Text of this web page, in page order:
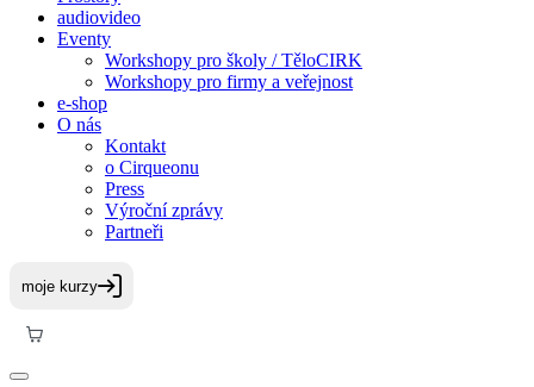
audiovideo
Eventy
Workshopy pro školy / TěloCIRK
Workshopy pro firmy a veřejnost
e-shop
O nás
Kontakt
o Cirqueonu
Press
Výroční zprávy
Partneři